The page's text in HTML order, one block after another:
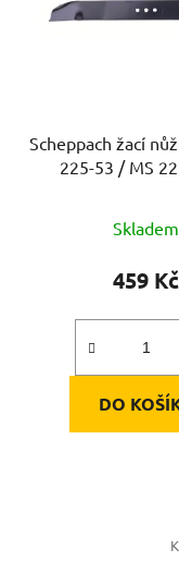
Scheppach žací
225-53 / MS
Skladem
459 Kč
DO